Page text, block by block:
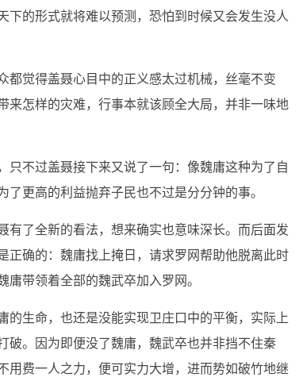
下的形式就将难以预测，恐怕到时候又会发生没人
都觉得盖聂心目中的正义感太过机械，丝毫不变
来怎样的灾难，行事本就该顾全大局，并非一味地
只不过盖聂接下来又说了一句：像魏庸这种为了自
了更高的利益抛弃子民也不过是分分钟的事。
有了全新的看法，想来确实也意味深长。而后面发
正确的：魏庸找上掩日，请求罗网帮助他脱离此时
带领着全部的魏武卒加入罗网。
的生命，也还是没能实现卫庄口中的平衡，实际上
破。因为即便没了魏庸，魏武卒也并非挡不住秦
用费一人之力，便可实力大增，进而势如破竹地继